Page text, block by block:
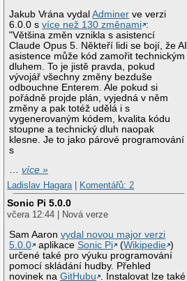
Jakub Vrána vydalAdminer ve verzi
6.0.0 svíce než 130 změnami :
"Většina změn vznikla s asistencí
Claude Opus 5. Někteří lidi se bojí, že AI
asistence může kód zamořit technickým
dluhem. To je jistě pravda, pokud
vývojář všechny změny bezduše
odbouchne Enterem. Ale pokud si
pořádně projde plán, vyjedná v něm
změny a pak totéž udělá i s
vygenerovaným kódem, kvalita kódu
stoupne a technický dluh naopak
klesne. Je to jako párové programování
s
…více »
Ladislav Hagara
Komentářů: 2
Sonic Pi 5.0.0
včera 12:44 | Nová verze
Sam Aaronvydal novou major verzi
5.0.0
aplikaceSonic Pi (Wikipedie )
určené také pro výuku programování
pomocí skládání hudby. Přehled
novinek naGitHubu . Instalovat lze také